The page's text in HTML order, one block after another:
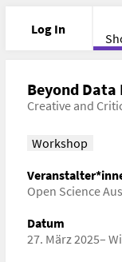
Log In
Portfolio
Beyond
Creative and
Workshop
Open Science
Datum
27. März 2025–